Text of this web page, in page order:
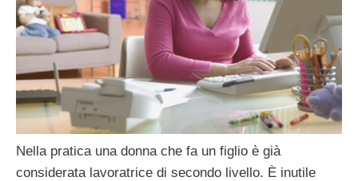
Nella pratica una donna che fa un figlio è già
considerata lavoratrice di secondo livello. È inutile